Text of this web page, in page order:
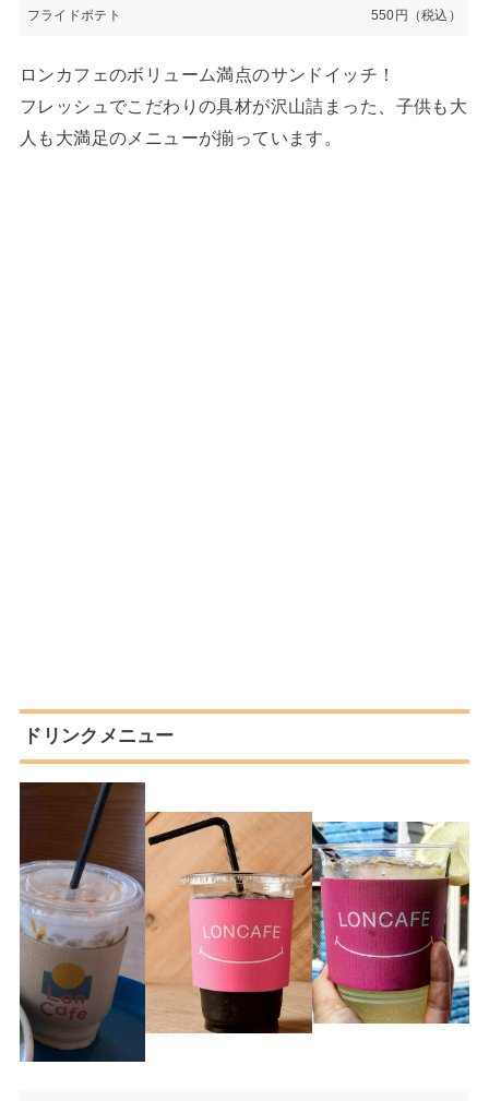
フライドポテト 550円（税込）
ロンカフェのボリューム満点のサンドイッチ！
フレッシュでこだわりの具材が沢山詰まった、子供も大
人も大満足のメニューが揃っています。
ドリンクメニュー